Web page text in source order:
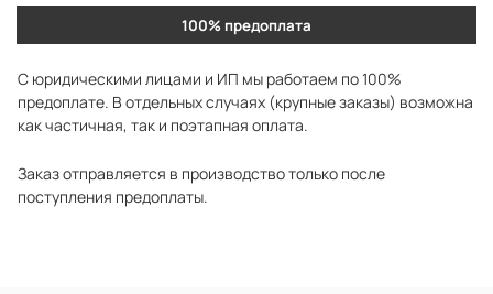
100% предоплата
С юридическими лицами и ИП мы работаем по 100%
предоплате. В отдельных случаях (крупные заказы) возможна
как частичная, так и поэтапная оплата.
Заказ отправляется в производство только после
поступления предоплаты.